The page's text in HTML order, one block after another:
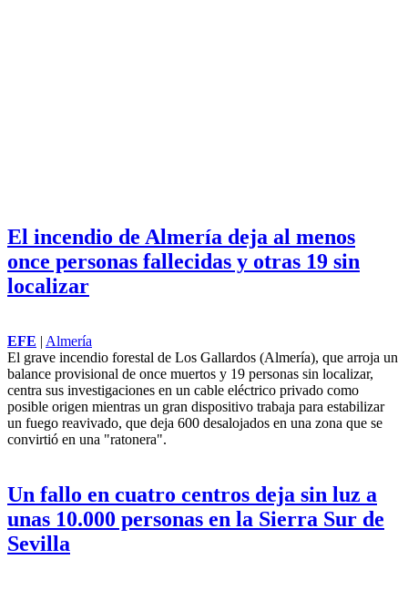
El incendio de Almería deja al menos
once personas fallecidas y otras 19 sin
localizar
EFE | Almería
El grave incendio forestal de Los Gallardos (Almería), que arroja un
balance provisional de once muertos y 19 personas sin localizar,
centra sus investigaciones en un cable eléctrico privado como
posible origen mientras un gran dispositivo trabaja para estabilizar
un fuego reavivado, que deja 600 desalojados en una zona que se
convirtió en una "ratonera".
Un fallo en cuatro centros deja sin luz a
unas 10.000 personas en la Sierra Sur de
Sevilla